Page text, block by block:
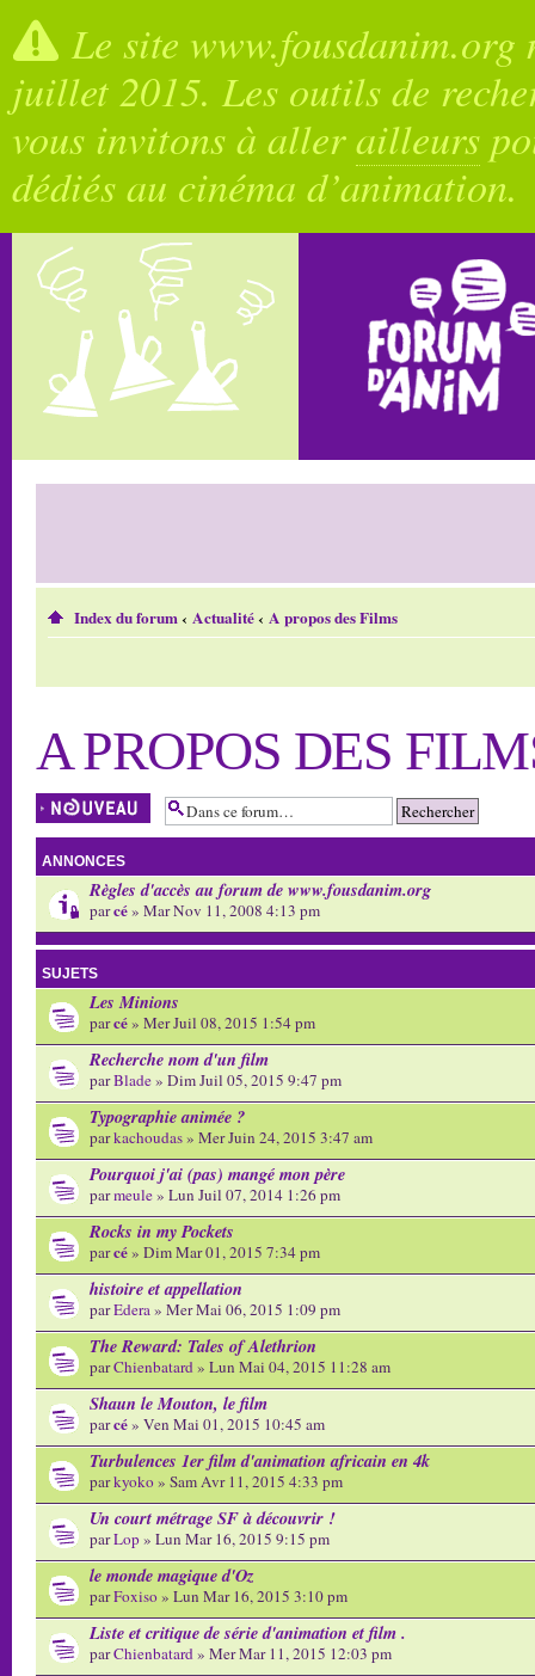
Le site
juillet 2015. Les outils de
vous invitons à allerailleurs
dédiés au cinéma d’animation.
Index du forum‹ Actualité‹ A propos des Films
A PROPOS DES
Écrire un nouveau
sujet
ANNONCES
Règles d'accès au forum de www.fousdanim.org
parcé» Mar Nov 11, 2008 4:13 pm
SUJETS
Les Minions
parcé» Mer Juil 08, 2015 1:54 pm
Recherche nom d'un film
parBlade» Dim Juil 05, 2015 9:47 pm
Typographie animée ?
parkachoudas» Mer Juin 24, 2015 3:47 am
Pourquoi j'ai (pas) mangé mon père
parmeule» Lun Juil 07, 2014 1:26 pm
Rocks in my Pockets
parcé» Dim Mar 01, 2015 7:34 pm
histoire et appellation
parEdera» Mer Mai 06, 2015 1:09 pm
The Reward: Tales of Alethrion
parChienbatard» Lun Mai 04, 2015 11:28 am
Shaun le Mouton, le film
parcé» Ven Mai 01, 2015 10:45 am
Turbulences 1er film d'animation africain en 4k
parkyoko» Sam Avr 11, 2015 4:33 pm
Un court métrage SF à découvrir !
parLop» Lun Mar 16, 2015 9:15 pm
le monde magique d'Oz
parFoxiso» Lun Mar 16, 2015 3:10 pm
Liste et critique de série d'animation et film .
parChienbatard» Mer Mar 11, 2015 12:03 pm